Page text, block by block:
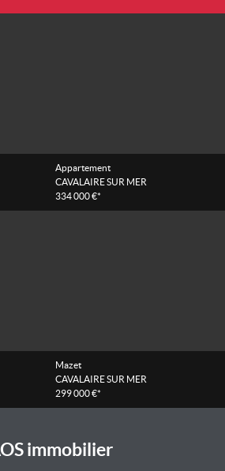
Appartement
CAVALAIRE SUR MER
334 000 €*
Mazet
CAVALAIRE SUR MER
299 000 €*
immobilier